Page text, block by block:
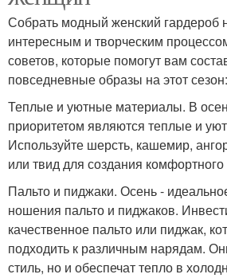
Собрать модный женский гардероб
интересным и творческим
советов, которые помогут вам
повседневные образы на этот сезон:
Теплые и уютные материалы. В
приоритетом являются теплые и
Используйте шерсть, кашемир,
или твид для создания комфортного
Пальто и пиджаки. Осень -
ношения пальто и пиджаков.
качественное пальто или пиджак,
подходить к различным нарядам.
стиль, но и обеспечат тепло в